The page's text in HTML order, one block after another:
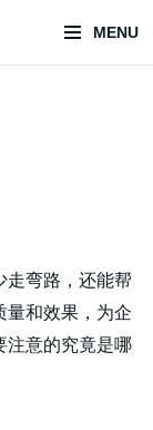
MENU
走弯路，还能帮
量和效果，为企
注意的究竟是哪